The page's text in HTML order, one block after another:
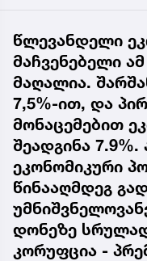
წლევანდელი
მაჩვენებელი
მაღალია.
7,5%-ით, და
მონაცემებით
შეადგინა 7.9%.
ეკონომიკური
წინააღმდეგ
დონეზე
კორუფცია -